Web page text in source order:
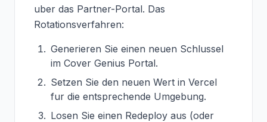
uber das Partner-Portal. Das
Rotationsverfahren:
Generieren Sie einen neuen Schlussel
im Cover Genius Portal.
Setzen Sie den neuen Wert in Vercel
fur die entsprechende Umgebung.
Losen Sie einen Redeploy aus (oder